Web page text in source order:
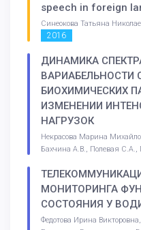
speech in foreign
Синеокова Татьяна
2016
ДИНАМИКА
ВАРИАБЕЛЬНОСТИ
БИОХИМИЧЕСКИХ
ИЗМЕНЕНИИ
НАГРУЗОК
Некрасова Марина
Бахчина А.В., Полевая
МОНИТОРИНГА
СОСТОЯНИЯ У
Федотова Ирина